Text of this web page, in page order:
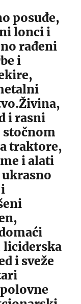
posuđe,
lonci i
rađeni
i
i rasni
traktore,
i alati
ukrasno
liciderska
i sveže